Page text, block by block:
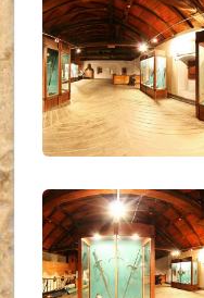
UKR_(23)
UKR_(24)